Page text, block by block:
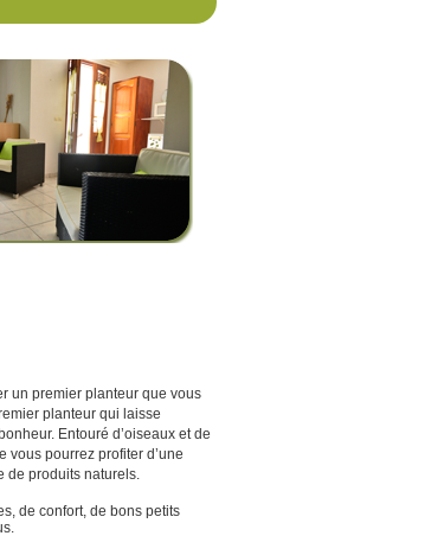
un premier planteur que vous
planteur qui laisse
Entouré d’oiseaux et de
vous pourrez profiter d’une
de produits naturels.
de confort, de bons petits